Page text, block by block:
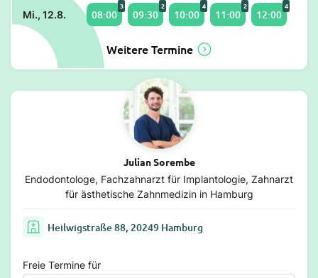
Mi., 12.8. 08:00
3
09:30
2
10:00
4
11:00
2
12:00
4
Weitere Termine
Julian Sorembe
Endodontologe, Fachzahnarzt für Implantologie, Zahnarzt
für ästhetische Zahnmedizin in Hamburg
Heilwigstraße 88, 20249 Hamburg
Freie Termine für